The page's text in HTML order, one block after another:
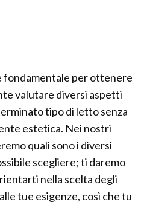
fondamentale per ottenere
valutare diversi aspetti
tipo di letto senza
estetica. Nei nostri
quali sono i diversi
scegliere; ti daremo
nella scelta degli
tue esigenze, così che tu